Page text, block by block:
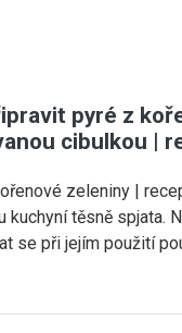
pyré z
cibulkou |
zeleniny |
kuchyní těsně spjata.
se při jejím použití